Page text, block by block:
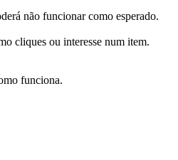
não funcionar como esperado.
cliques ou interesse num item.
funciona.